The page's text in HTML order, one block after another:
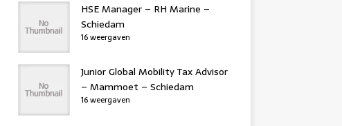
HSE Manager – RH Marine –
Schiedam
16 weergaven
Junior Global Mobility Tax Advisor
– Mammoet – Schiedam
16 weergaven